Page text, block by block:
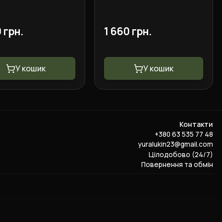
грн.
У кошик
1 660 грн.
У кошик
Контакти
+380 63 535 77 48
yuralukin23@gmail.com
Цілодобово (24/7)
Повернення та обмін